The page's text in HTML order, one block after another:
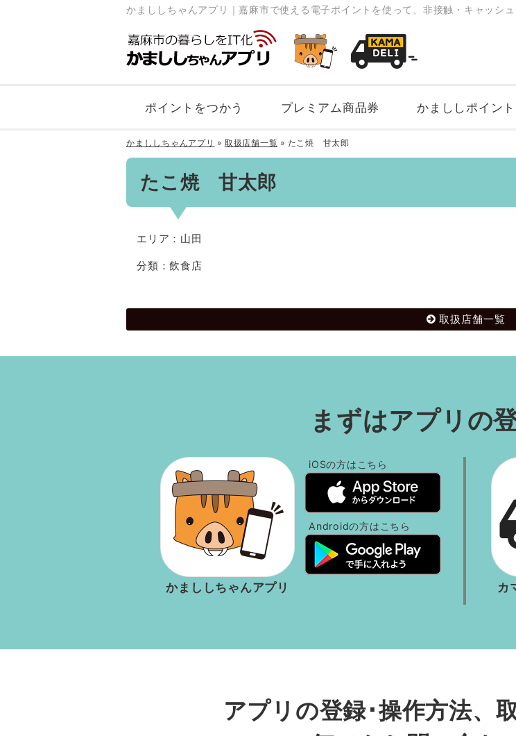
かまししちゃんアプリ｜嘉麻市で使える電子ポイントを使って、非接触・キャッシ
ポイントをつかう プレミアム商品券 かまししポイント
かまししちゃんアプリ » 取扱店舗一覧 » たこ焼 甘太郎
たこ焼 甘太郎
エリア：山田
分類：飲食店
取扱店舗一覧
まずはアプリの
かまししちゃんアプリ
iOSの方はこちら
Androidの方はこちら
カ
アプリの登録･操作方法、